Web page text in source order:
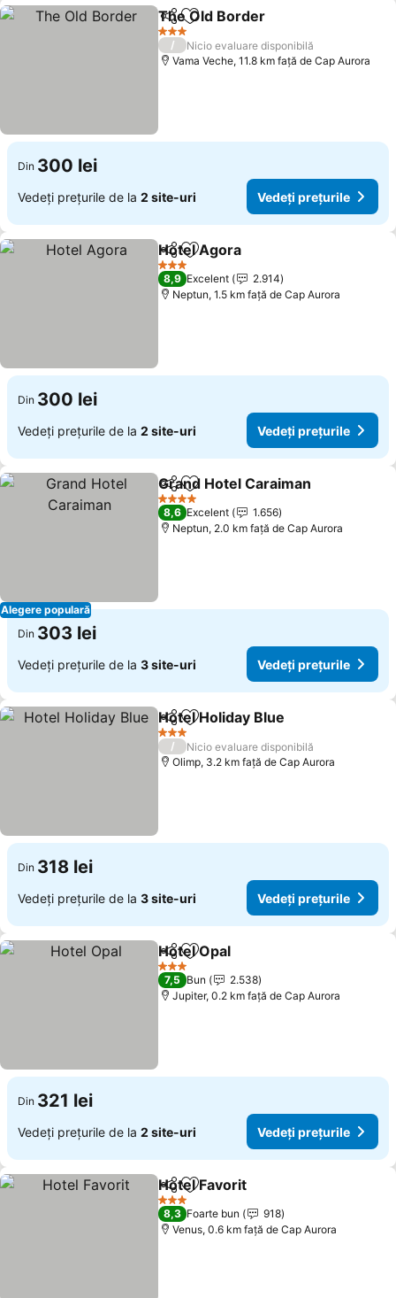
DistribuițiAdăugaţi la favorite
The Old Border
3 Stele
/
Nicio evaluare disponibilă
Vama Veche, 11.8 km faţă de Cap Aurora
Din 300 lei
Vedeți prețurile de la 2 site-uri Vedeți prețurile
DistribuițiAdăugaţi la favorite
Hotel Agora
3 Stele
8,9 Excelent
2.914
Neptun, 1.5 km faţă de Cap Aurora
Din 300 lei
Vedeți prețurile de la 2 site-uri Vedeți prețurile
Alegere populară
DistribuițiAdăugaţi la favorite
Grand Hotel Caraiman
4 Stele
8,6 Excelent
1.656
Neptun, 2.0 km faţă de Cap Aurora
Din 303 lei
Vedeți prețurile de la 3 site-uri Vedeți prețurile
DistribuițiAdăugaţi la favorite
Hotel Holiday Blue
3 Stele
/
Nicio evaluare disponibilă
Olimp, 3.2 km faţă de Cap Aurora
Din 318 lei
Vedeți prețurile de la 3 site-uri Vedeți prețurile
DistribuițiAdăugaţi la favorite
Hotel Opal
3 Stele
7,5 Bun
2.538
Jupiter, 0.2 km faţă de Cap Aurora
Din 321 lei
Vedeți prețurile de la 2 site-uri Vedeți prețurile
DistribuițiAdăugaţi la favorite
Hotel Favorit
3 Stele
8,3 Foarte bun
918
Venus, 0.6 km faţă de Cap Aurora